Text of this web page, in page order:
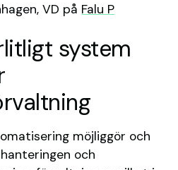
VD på Falu P
system
möjliggör och
och